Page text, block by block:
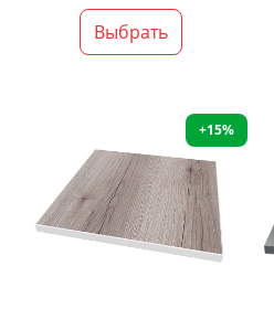
Выбрать
+15%